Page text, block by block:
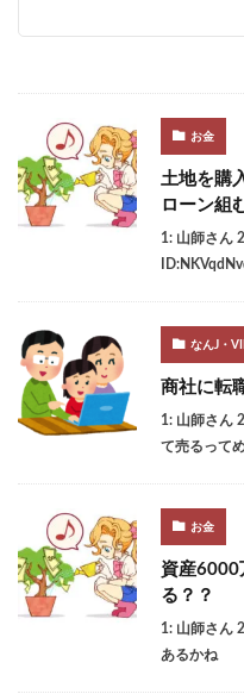
お金
土地を購
ローン組
1: 山師さん
なんJ・
商社に転
1: 山師さん
て売るって
お金
資産6000
る？？
1: 山師さん
あるかね